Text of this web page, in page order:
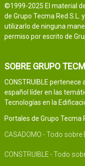
©1999-2025 El material
de Grupo Tecma Red S.L.
utilizarlo de ninguna
permiso por escrito de
SOBRE GRUPO
CONSTRUIBLE pertenece
español líder en las
Tecnologías en la
Portales de Grupo Tecma
CASADOMO - Todo
CONSTRUIBLE - Todo